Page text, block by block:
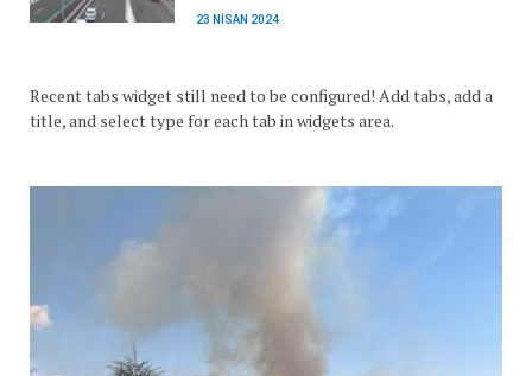
23 NISAN 2024
Recent tabs widget still need to be configured! Add tabs, add a
title, and select type for each tab in widgets area.